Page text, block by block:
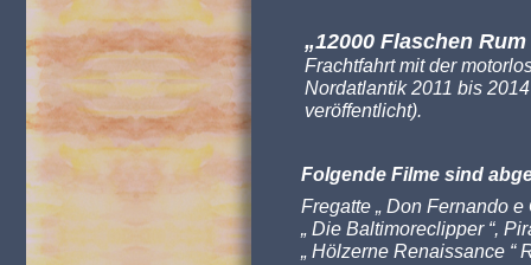
„12000 Flaschen
Frachtfahrt mit der
Nordatlantik 2011 bis
veröffentlicht).
Folgende Filme sind
Fregatte „ Don Fernando
„ Die Baltimoreclipper “,
„ Hölzerne Renaissance “